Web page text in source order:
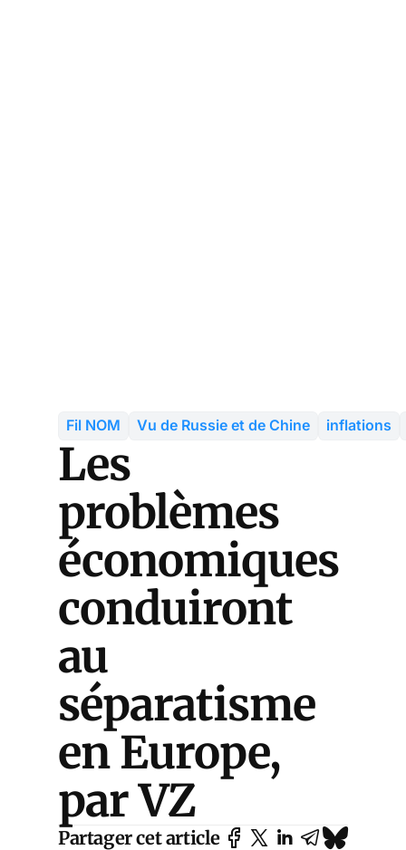
Fil NOM Vu de Russie et de Chine inflations
Les
problèmes
économiques
conduiront
au
séparatisme
en Europe,
par VZ
Partager cet article